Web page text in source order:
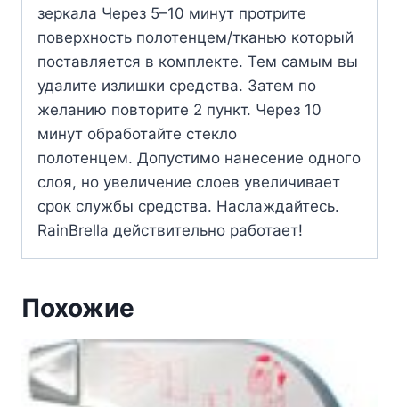
зеркала Через 5–10 минут протрите
поверхность полотенцем/тканью который
поставляется в комплекте. Тем самым вы
удалите излишки средства. Затем по
желанию повторите 2 пункт. Через 10
минут обработайте стекло
полотенцем. Допустимо нанесение одного
слоя, но увеличение слоев увеличивает
срок службы средства. Наслаждайтесь.
RainBrella действительно работает!
Похожие